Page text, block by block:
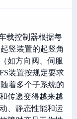
载控制器根据每
竖装置的起竖角
如方向阀、伺服
FS装置按规定要求
着多个子系统的
传递变得越来越
、静态性能和运